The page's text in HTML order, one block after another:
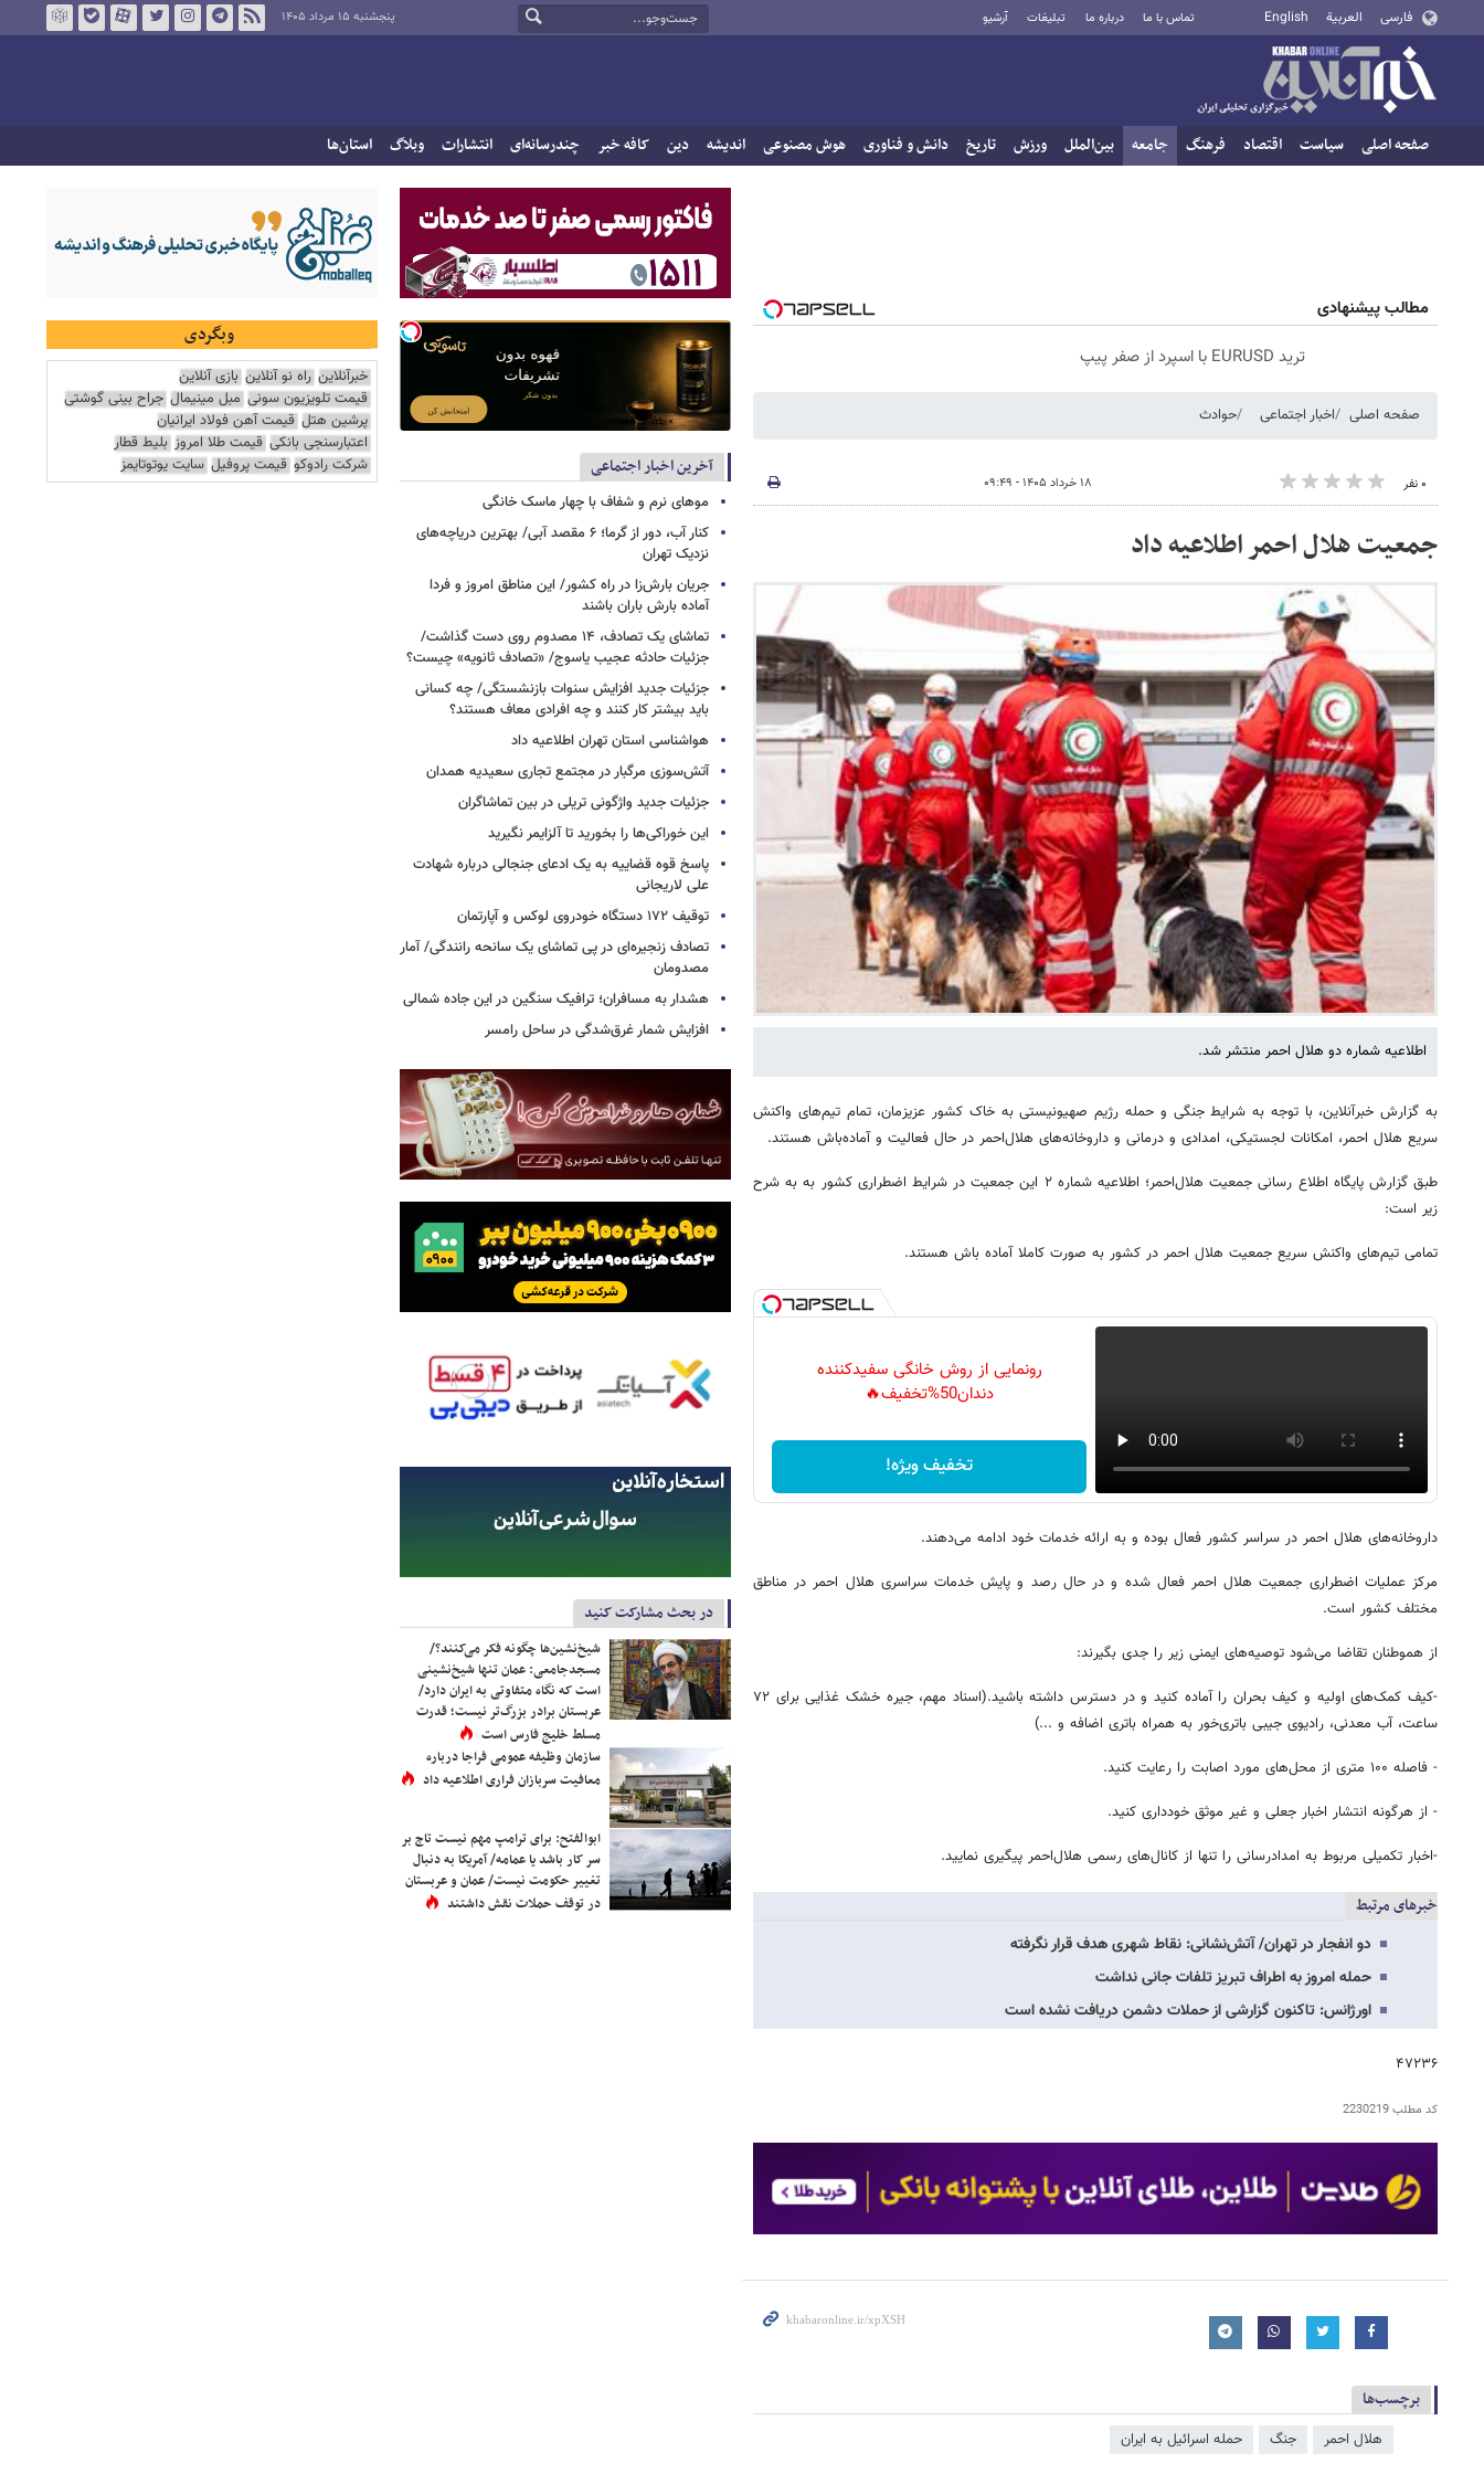
فارسی العربية English تماس با ما درباره ما تبلیغات آرشیو پنجشنبه ۱۵ مرداد ۱۴۰۵
صفحه اصلی سیاست اقتصاد فرهنگ جامعه بین‌الملل ورزش تاریخ دانش و فناوری هوش مصنوعی اندیشه دین کافه خبر چندرسانه‌ای انتشارات وبلاگ استان‌ها
مطالب پیشنهادی
ترید EURUSD با اسپرد از صفر پیپ
صفحه اصلی اخبار اجتماعی حوادث
۰ نفر ۱۸ خرداد ۱۴۰۵ - ۰۹:۴۹
جمعیت هلال احمر اطلاعیه داد
اطلاعیه شماره دو هلال احمر منتشر شد.
به گزارش خبرآنلاین، با توجه به شرایط جنگی و حمله رژیم صهیونیستی به خاک کشور عزیزمان، تمام تیم‌های واکنش
سریع هلال احمر، امکانات لجستیکی، امدادی و درمانی و داروخانه‌های هلال‌احمر در حال فعالیت و آماده‌باش هستند.
طبق گزارش پایگاه اطلاع رسانی جمعیت هلال‌احمر؛ اطلاعیه شماره ۲ این جمعیت در شرایط اضطراری کشور به به شرح
زیر است:
تمامی تیم‌های واکنش سریع جمعیت هلال احمر در کشور به صورت کاملا آماده باش هستند.
رونمایی از روش خانگی سفیدکننده
دندان50%تخفیف🔥
تخفیف ویژه!
داروخانه‌های هلال احمر در سراسر کشور فعال بوده و به ارائه خدمات خود ادامه می‌دهند.
مرکز عملیات اضطراری جمعیت هلال احمر فعال شده و در حال رصد و پایش خدمات سراسری هلال احمر در مناطق
مختلف کشور است.
از هموطنان تقاضا می‌شود توصیه‌های ایمنی زیر را جدی بگیرند:
-کیف کمک‌های اولیه و کیف بحران را آماده کنید و در دسترس داشته باشید.(اسناد مهم، جیره خشک غذایی برای ۷۲
ساعت، آب معدنی، رادیوی جیبی باتری‌خور به همراه باتری اضافه و ...)
- فاصله ۱۰۰ متری از محل‌های مورد اصابت را رعایت کنید.
- از هرگونه انتشار اخبار جعلی و غیر موثق خودداری کنید.
-اخبار تکمیلی مربوط به امدادرسانی را تنها از کانال‌های رسمی هلال‌احمر پیگیری نمایید.
خبرهای مرتبط
دو انفجار در تهران/ آتش‌نشانی: نقاط شهری هدف قرار نگرفته
حمله امروز به اطراف تبریز تلفات جانی نداشت
اورژانس: تاکنون گزارشی از حملات دشمن دریافت نشده است
۴۷۲۳۶
کد مطلب2230219
برچسب‌ها
هلال احمر جنگ حمله اسرائیل به ایران
آخرین اخبار اجتماعی
موهای نرم و شفاف با چهار ماسک خانگی
کنار آب، دور از گرما؛ ۶ مقصد آبی/ بهترین دریاچه‌های
نزدیک تهران
جریان بارش‌زا در راه کشور/ این مناطق امروز و فردا
آماده بارش باران باشند
تماشای یک تصادف، ۱۴ مصدوم روی دست گذاشت/
جزئیات حادثه عجیب یاسوج/ «تصادف ثانویه» چیست؟
جزئیات جدید افزایش سنوات بازنشستگی/ چه کسانی
باید بیشتر کار کنند و چه افرادی معاف هستند؟
هواشناسی استان تهران اطلاعیه داد
آتش‌سوزی مرگبار در مجتمع تجاری سعیدیه همدان
جزئیات جدید واژگونی تریلی در بین تماشاگران
این خوراکی‌ها را بخورید تا آلزایمر نگیرید
پاسخ قوه قضاییه به یک ادعای جنجالی درباره شهادت
علی لاریجانی
توقیف ۱۷۲ دستگاه خودروی لوکس و آپارتمان
تصادف زنجیره‌ای در پی تماشای یک سانحه رانندگی/ آمار
مصدومان
هشدار به مسافران؛ ترافیک سنگین در این جاده شمالی
افزایش شمار غرق‌شدگی در ساحل رامسر
در بحث مشارکت کنید
شیخ‌نشین‌ها چگونه فکر می‌کنند؟/
مسجدجامعی: عمان تنها شیخ‌نشینی
است که نگاه متفاوتی به ایران دارد/
عربستان برادر بزرگ‌تر نیست؛ قدرت
مسلط خلیج فارس است
سازمان وظیفه عمومی فراجا درباره
معافیت سربازان فراری اطلاعیه داد
ابوالفتح: برای ترامپ مهم نیست تاج بر
سر کار باشد یا عمامه/ آمریکا به دنبال
تغییر حکومت نیست/ عمان و عربستان
در توقف حملات نقش داشتند
وبگردی
خبرآنلاین راه نو آنلاین بازی آنلاین
قیمت تلویزیون سونی مبل مینیمال جراح بینی گوشتی
پرشین هتل قیمت آهن فولاد ایرانیان
اعتبارسنجی بانکی قیمت طلا امروز بلیط قطار
شرکت رادوکو قیمت پروفیل سایت یوتوتایمز